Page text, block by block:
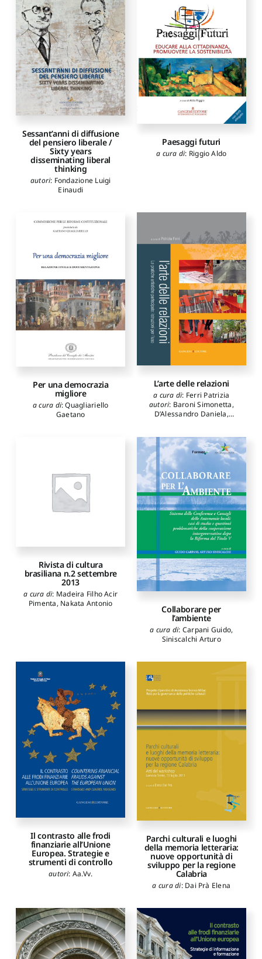
Sessant’anni di diffusione
del pensiero liberale /
Sixty years
disseminating liberal
thinking
autori: Fondazione Luigi
Einaudi
Paesaggi futuri
a cura di: Riggio Aldo
Per una democrazia
migliore
a cura di:Quagliariello
Gaetano
L’arte delle relazioni
a cura di: Ferri Patrizia
autori: Baroni Simonetta,
D’Alessandro Daniela,
Bartolomeo
Rivista di cultura
brasiliana n.2 settembre
2013
a cura di: Madeira Filho Acir
Pimenta, Nakata Antonio
Collaborare per
l’ambiente
a cura di: Carpani Guido,
Siniscalchi Arturo
Il contrasto alle frodi
finanziarie all’Unione
Europea. Strategie e
strumenti di controllo
autori: Aa.Vv.
Parchi culturali e luoghi
della memoria letteraria:
nuove opportunità di
sviluppo per la regione
Calabria
a cura di: Dai Prà Elena